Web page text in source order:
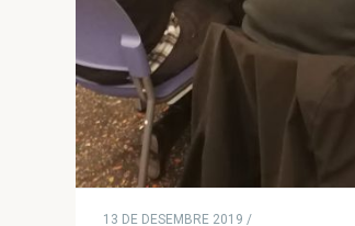
13 DE DESEMBRE 2019 /